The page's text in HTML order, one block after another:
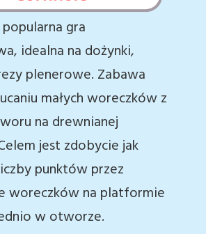
gra
idealna na dożynki,
plenerowe. Zabawa
małych woreczków z
na drewnianej
jest zdobycie jak
punktów przez
woreczków na platformie
w otworze.